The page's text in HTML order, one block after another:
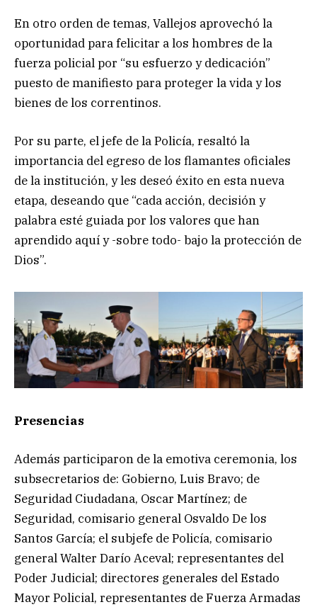
En otro orden de temas, Vallejos aprovechó la
oportunidad para felicitar a los hombres de la
fuerza policial por “su esfuerzo y dedicación”
puesto de manifiesto para proteger la vida y los
bienes de los correntinos.
Por su parte, el jefe de la Policía, resaltó la
importancia del egreso de los flamantes oficiales
de la institución, y les deseó éxito en esta nueva
etapa, deseando que “cada acción, decisión y
palabra esté guiada por los valores que han
aprendido aquí y -sobre todo- bajo la protección de
Dios”.
Presencias
Además participaron de la emotiva ceremonia, los
subsecretarios de: Gobierno, Luis Bravo; de
Seguridad Ciudadana, Oscar Martínez; de
Seguridad, comisario general Osvaldo De los
Santos García; el subjefe de Policía, comisario
general Walter Darío Aceval; representantes del
Poder Judicial; directores generales del Estado
Mayor Policial, representantes de Fuerza Armadas